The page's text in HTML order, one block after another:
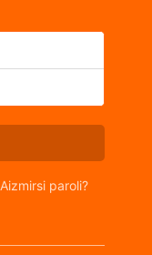
Aizmirsi paroli?